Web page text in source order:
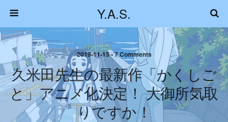
Y.A.S.
2019-11-15 • 7 Comments
久米田先生の最新作「かくしご
と」アニメ化決定！ 大御所気取
りですか！